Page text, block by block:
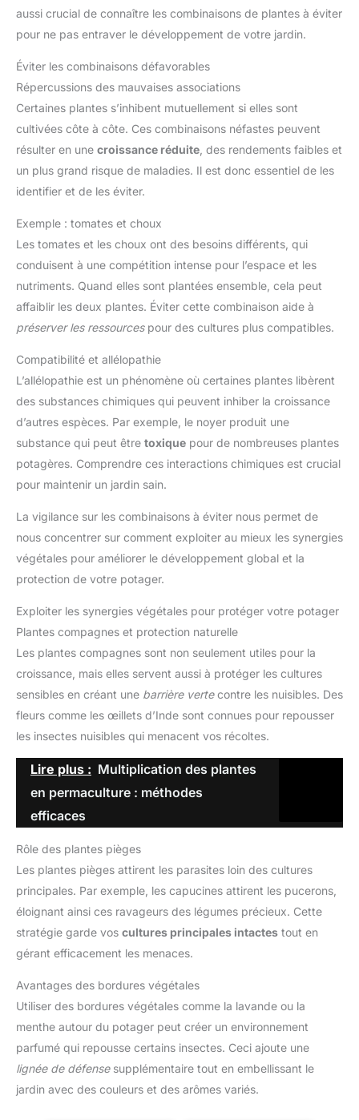
aussi crucial de connaître les combinaisons de plantes à éviter
pour ne pas entraver le développement de votre jardin.
Éviter les combinaisons défavorables
Répercussions des mauvaises associations
Certaines plantes s’inhibent mutuellement si elles sont
cultivées côte à côte. Ces combinaisons néfastes peuvent
résulter en une croissance réduite , des rendements faibles et
un plus grand risque de maladies. Il est donc essentiel de les
identifier et de les éviter.
Exemple : tomates et choux
Les tomates et les choux ont des besoins différents, qui
conduisent à une compétition intense pour l’espace et les
nutriments. Quand elles sont plantées ensemble, cela peut
affaiblir les deux plantes. Éviter cette combinaison aide à
préserver les ressourcespour des cultures plus compatibles.
Compatibilité et allélopathie
L’allélopathie est un phénomène où certaines plantes libèrent
des substances chimiques qui peuvent inhiber la croissance
d’autres espèces. Par exemple, le noyer produit une
substance qui peut être toxique pour de nombreuses plantes
potagères. Comprendre ces interactions chimiques est crucial
pour maintenir un jardin sain.
La vigilance sur les combinaisons à éviter nous permet de
nous concentrer sur comment exploiter au mieux les synergies
végétales pour améliorer le développement global et la
protection de votre potager.
Exploiter les synergies végétales pour protéger votre potager
Plantes compagnes et protection naturelle
Les plantes compagnes sont non seulement utiles pour la
croissance, mais elles servent aussi à protéger les cultures
sensibles en créant une barrière vertecontre les nuisibles. Des
fleurs comme les œillets d’Inde sont connues pour repousser
les insectes nuisibles qui menacent vos récoltes.
Lire plus : Multiplication des plantes
en permaculture : méthodes
efficaces
Rôle des plantes pièges
Les plantes pièges attirent les parasites loin des cultures
principales. Par exemple, les capucines attirent les pucerons,
éloignant ainsi ces ravageurs des légumes précieux. Cette
stratégie garde vos cultures principales intactes tout en
gérant efficacement les menaces.
Avantages des bordures végétales
Utiliser des bordures végétales comme la lavande ou la
menthe autour du potager peut créer un environnement
parfumé qui repousse certains insectes. Ceci ajoute une
lignée de défensesupplémentaire tout en embellissant le
jardin avec des couleurs et des arômes variés.